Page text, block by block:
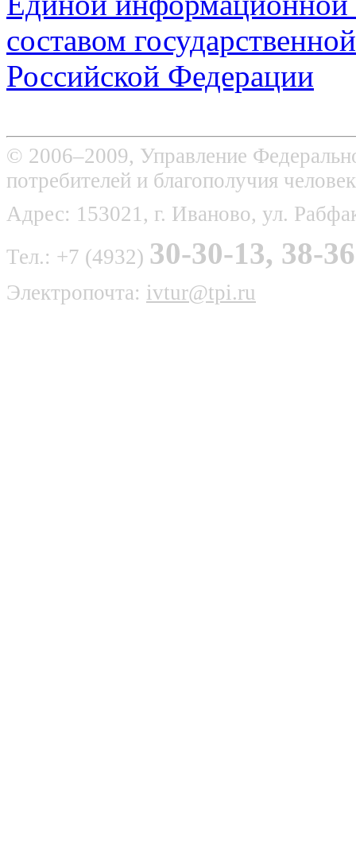
составом
Российской Федерации
© 2006–2009, Управление
потребителей и благополучия
Адрес: 153021, г. Иваново, ул.
Тел.: +7 (4932) 30-30-13, 38-
Электропочта: ivtur@tpi.ru